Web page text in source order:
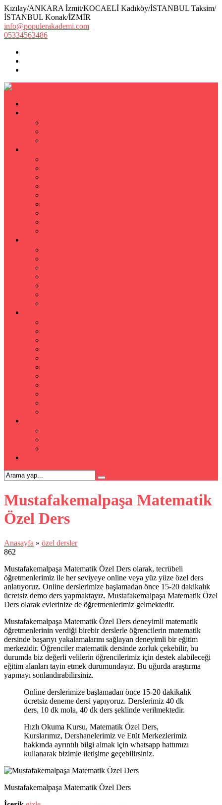
Kızılay/ANKARA İzmit/KOCAELİ Kadıköy/İSTANBUL Taksim/
İSTANBUL Konak/İZMİR
info@populerakademi.com
05334563486
Mustafakemalpaşa Matematik
Özel Ders
Anasayfa » özel dersler
862
Mustafakemalpaşa Matematik Özel Ders olarak, tecrübeli
öğretmenlerimiz ile her seviyeye online veya yüz yüze özel ders
anlatıyoruz. Online derslerimize başlamadan önce 15-20 dakikalık
ücretsiz demo ders yapmaktayız. Mustafakemalpaşa Matematik Özel
Ders olarak evlerinize de öğretmenlerimiz gelmektedir.
Mustafakemalpaşa Matematik Özel Ders deneyimli matematik
öğretmenlerinin verdiği birebir derslerle öğrencilerin matematik
dersinde başarıyı yakalamalarını sağlayan deneyimli bir eğitim
merkezidir. Öğrenciler matematik dersinde zorluk çekebilir, bu
durumda biz değerli velilerin öğrencilerimiz için destek alabileceği
eğitim alanları tayin etmek durumundayız. Bu uğurda araştırma
yapmayı sonlandırabilirsiniz.
Online derslerimize başlamadan önce 15-20 dakikalık
ücretsiz deneme dersi yapıyoruz. Derslerimiz 40 dk
ders, 10 dk mola, 40 dk ders şeklinde verilmektedir.
Hızlı Okuma Kursu, Matematik Özel Ders,
Kurslarımız, Dershanelerimiz ve Etüt Merkezlerimiz
hakkında ayrıntılı bilgi almak için whatsapp hattımızı
kullanarak bizimle iletişime geçebilirsiniz.
Mustafakemalpaşa Matematik Özel Ders